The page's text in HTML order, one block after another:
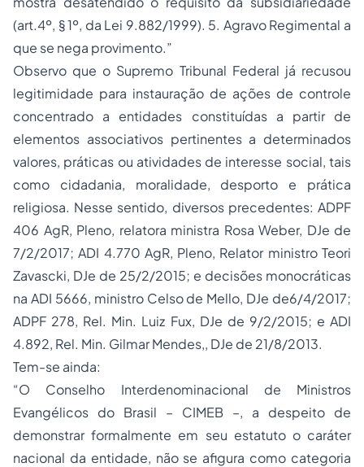
(art.4º, § 1º, da Lei 9.882/1999). 5. Agravo Regimental a
que se nega provimento.”
Observo que o Supremo Tribunal Federal já recusou
legitimidade para instauração de ações de controle
concentrado a entidades constituídas a partir de
elementos associativos pertinentes a determinados
valores, práticas ou atividades de interesse social, tais
como cidadania, moralidade, desporto e prática
religiosa. Nesse sentido, diversos precedentes: ADPF
406 AgR, Pleno, relatora ministra Rosa Weber, DJe de
7/2/2017; ADI 4.770 AgR, Pleno, Relator ministro Teori
Zavascki, DJe de 25/2/2015; e decisões monocráticas
na ADI 5666, ministro Celso de Mello, DJe de6/4/2017;
ADPF 278, Rel. Min. Luiz Fux, DJe de 9/2/2015; e ADI
4.892, Rel. Min. Gilmar Mendes,, DJe de 21/8/2013.
Tem-se ainda:
“O Conselho Interdenominacional de Ministros
Evangélicos do Brasil – CIMEB –, a despeito de
demonstrar formalmente em seu estatuto o caráter
nacional da entidade, não se afigura como categoria